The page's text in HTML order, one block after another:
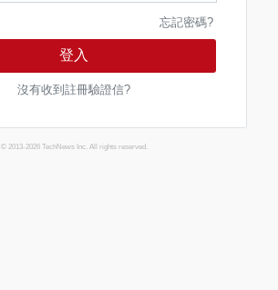
忘記密碼?
登入
沒有收到註冊驗證信?
© 2013-2026 TechNews Inc. All rights reserved.